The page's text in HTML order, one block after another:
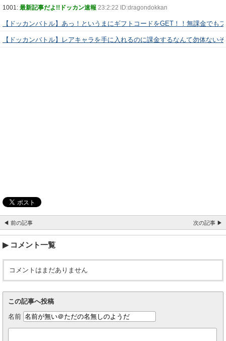
1001: 最新記事だよ!!ドッカン速報 23:2:22 ID:dragondokkan
【ドッカンバトル】あっ！というまにギフトコードをGET！！無課金でも
【ドッカンバトル】レアキャラを手に入れるのに課金するなんて勿体ない
◀ 前の記事 次の記事 ▶
コメント一覧
コメントはまだありません
この記事へ投稿
名前